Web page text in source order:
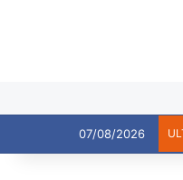
07/08/2026